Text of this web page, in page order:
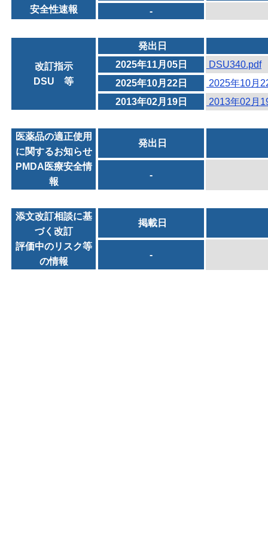
安全性速報
-
改訂指示
DSU 等
発出日
2025年11月05日
DSU340.pdf
2025年10月22日
2025年10月
2013年02月19日
2013年02月
医薬品の適正使用
に関するお知らせ
PMDA医療安全情
報
発出日
-
添文改訂相談に基
づく改訂
評価中のリスク等
の情報
掲載日
-